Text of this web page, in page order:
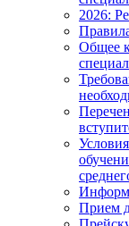
2026:
Общее
Прием